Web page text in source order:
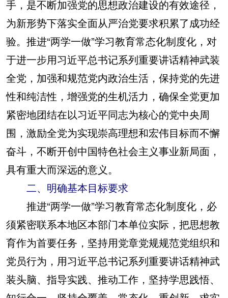
手，是不断加强党的思想政治建设的有效途径，
为新形势下落实全面从严治党要求积累了成功经
验。推进“两学一做”学习教育常态化制度化，对
于进一步用习近平总书记系列重要讲话精神武装
全党，加强和规范党内政治生活，保持党的先进
性和纯洁性，增强党的生机活力，确保全党更加
紧密地团结在以习近平同志为核心的党中央周
围，激励全党为实现崇高理想和宏伟目标而不懈
奋斗，不断开创中国特色社会主义事业新局面，
具有重大而深远的意义。
二、明确基本目标要求
推进“两学一做”学习教育常态化制度化，必
须紧密联系本地区本部门本单位实际，把思想教
育作为首要任务，坚持用党章党规规范党组织和
党员行为，用习近平总书记系列重要讲话精神武
装头脑、指导实践、推动工作，坚持学思践悟、